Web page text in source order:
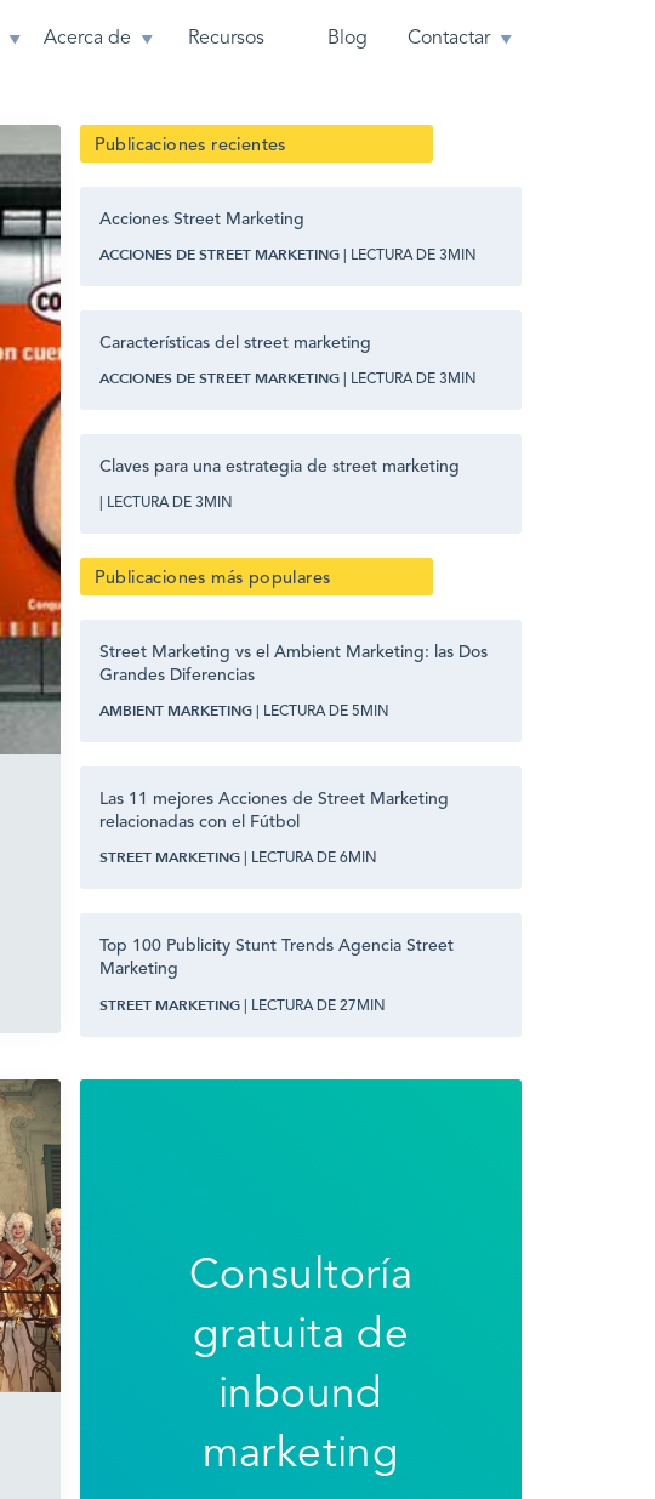
Acerca de Recursos Blog Contactar
Publicaciones recientes
Acciones Street Marketing
ACCIONES DE STREET MARKETING | LECTURA DE 3MIN
Características del street marketing
ACCIONES DE STREET MARKETING | LECTURA DE 3MIN
Claves para una estrategia de street marketing
| LECTURA DE 3MIN
Publicaciones más populares
Street Marketing vs el Ambient Marketing: las Dos
Grandes Diferencias
AMBIENT MARKETING | LECTURA DE 5MIN
Las 11 mejores Acciones de Street Marketing
relacionadas con el Fútbol
STREET MARKETING | LECTURA DE 6MIN
Top 100 Publicity Stunt Trends Agencia Street
Marketing
STREET MARKETING | LECTURA DE 27MIN
Consultoría
gratuita de
inbound
marketing